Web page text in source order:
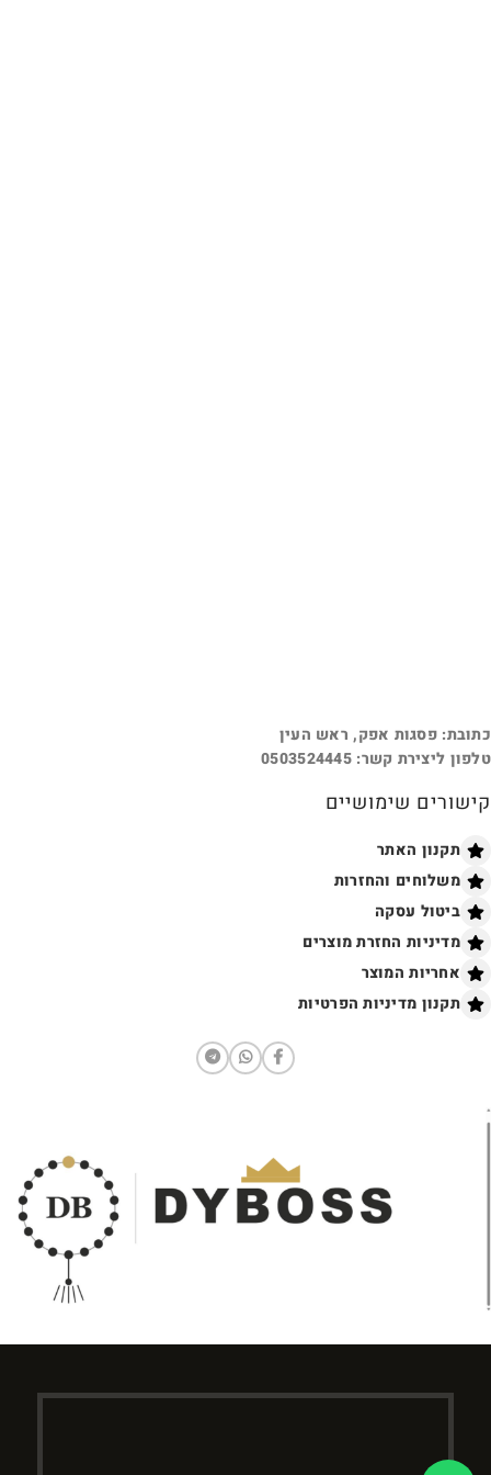
כתובת: פסגות אפק, ראש העין
טלפון ליצירת קשר: 0503524445
קישורים שימושיים
תקנון האתר
משלוחים והחזרות
ביטול עסקה
מדיניות החזרת מוצרים
אחריות המוצר
תקנון מדיניות הפרטיות